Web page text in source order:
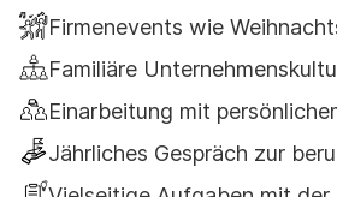
Firmenevents wie
Familiäre
Einarbeitung mit
Jährliches Gespräch zur